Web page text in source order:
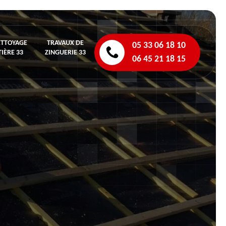
33
TRAVAUX DE
ZINGUERIE 33
05 33 06 18 10
06 45 21 18 15